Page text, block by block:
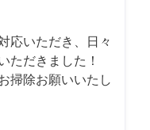
応いただき、日々
ただきました！
掃除お願いいたし